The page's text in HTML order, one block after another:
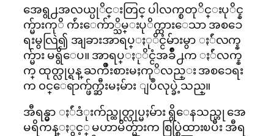
အေရွ႕အလယ္ပုိင္းတြင္ ပါလက္စတုိင္းပုိင္န
က္မ်ားကုိ က်ဴးေက်ာ္သိမ္းပုိက္ထားေသာ အစၥေ
ရးမွလြဲ၍ အျခားအာရပ္ႏုိင္ငံမ်ားမွာ ႏ်ဴလက္န
က္မ်ား မရွိေပ။ အာရပ္ႏုိင္ငံအခ်ိဳ႕က ႏ်ဴလက္န
က္ ထုတ္လုပ္ရန္ ႀကိဳးစားမႈကုိလည္း အစၥေရး
က ၀င္ေရာက္ဖ်က္ဆီးမႈမ်ား ျပဳလုပ္ခဲ့သည္။
အီရန္မွာ ႏ်ဴဒံုးက်ည္ထုတ္လုပ္မႈမ်ား ရွိေနသည္ဟု အေ
မရိကန္ႏွင့္ မဟာမိတ္မ်ားက စြပ္စြဲထားၿပီး အီရ